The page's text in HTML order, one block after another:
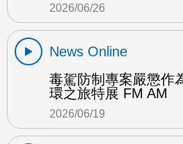
2026/06/26
News Online
毒駕防制專案嚴懲作
環之旅特展 FM AM
2026/06/19